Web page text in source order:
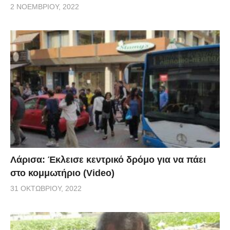
πολιτικά καθήκοντα και είναι η ώρα για εκείνον να
ξαναέρθει. Ο πατέρας του υπήρξε ο πρώτος
Έλληνας αξιωματούχος που επισκέφτηκε την χώρα
μα πριν ακόμη την πτώση του καθεστώτος. Τον
θυμάμαι. Ήταν πολύ ενδιαφέρουσα και σημαντική
επίσκεψη. Το μήλο κάτω από την μηλιά.
(Γ.Μ.): Προφανώς η Αλβανία έχει μια θετική και
σχετικής συνθήκης για τις ΑΟΖ. Ποια είναι η άποψη
Reis στην Ανατολική μεσόγειο;
2 ΝΟΕΜΒΡΊΟΥ, 2022
Λάρισα: Έκλεισε κεντρικό δρόμο για να πάει
στο κομμωτήριο (Video)
31 ΟΚΤΩΒΡΊΟΥ, 2022